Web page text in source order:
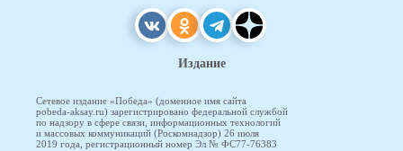
Издание
Сетевое издание «Победа» (доменное имя сайта
pobeda-aksay.ru) зарегистрировано федеральной службой
по надзору в сфере связи, информационных технологий
и массовых коммуникаций (Роскомнадзор) 26 июля
2019 года, регистрационный номер Эл № ФС77-76383